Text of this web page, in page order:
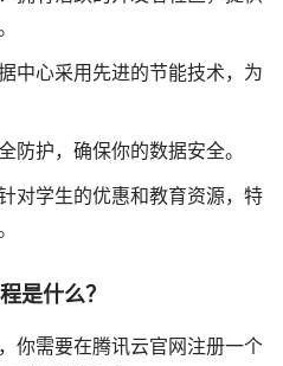
中心采用先进的节能技术，为
防护，确保你的数据安全。
对学生的优惠和教育资源，特
是什么？
你需要在腾讯云官网注册一个